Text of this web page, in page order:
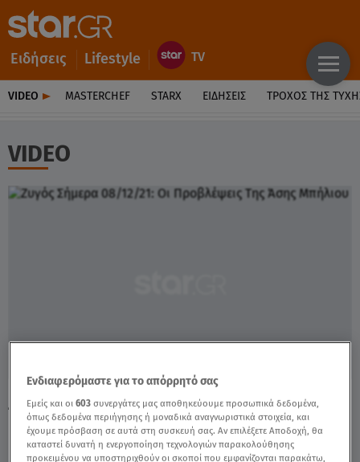
Ειδήσεις Lifestyle
VIDEO MASTERCHEF STARX ΕΙΔΉΣΕΙΣ ΤΡΟΧΌΣ ΤΗΣ
VIDEO
Ζυγός Σήμερα 08/12/21: Οι Προβλέψεις Της
Άσης Μπήλιου - Video
Ενδιαφερόμαστε για το απόρρητό σας
Εμείς και οι603 συνεργάτες μας αποθηκεύουμε προσωπικά δεδομένα,
όπως δεδομένα περιήγησης ή μοναδικά αναγνωριστικά στοιχεία, και
έχουμε πρόσβαση σε αυτά στη συσκευή σας. Αν επιλέξετε Αποδοχή, θα
καταστεί δυνατή η ενεργοποίηση τεχνολογιών παρακολούθησης
προκειμένου να υποστηριχθούν οι σκοποί που εμφανίζονται παρακάτω,